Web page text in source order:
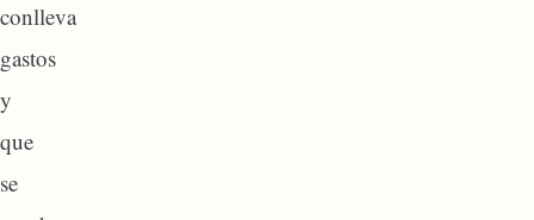
conlleva
gastos
y
que
se